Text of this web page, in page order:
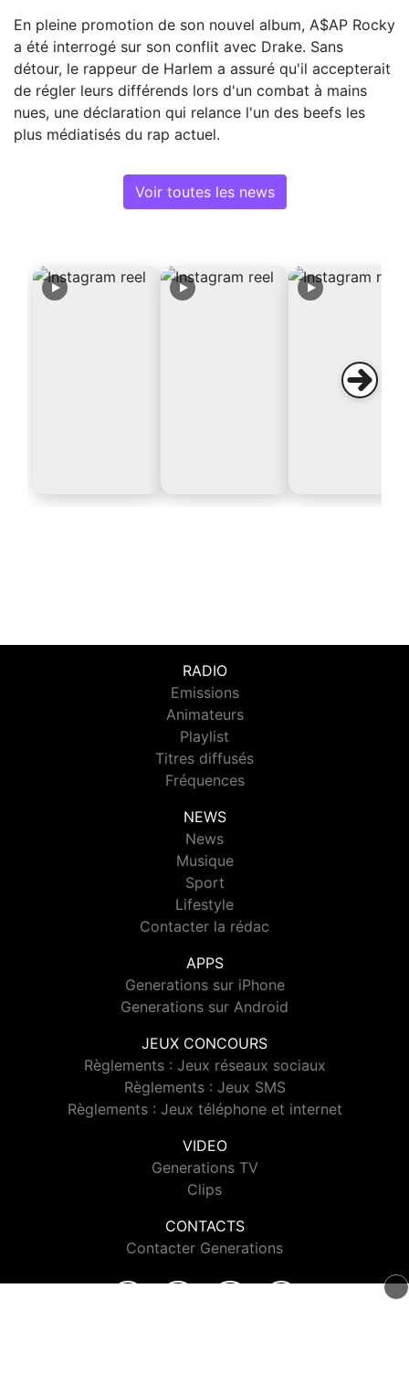
En pleine promotion de son nouvel album, A$AP Rocky
a été interrogé sur son conflit avec Drake. Sans
détour, le rappeur de Harlem a assuré qu'il accepterait
de régler leurs différends lors d'un combat à mains
nues, une déclaration qui relance l'un des beefs les
plus médiatisés du rap actuel.
Voir toutes les news
RADIO
Emissions
Animateurs
Playlist
Titres diffusés
Fréquences
NEWS
News
Musique
Sport
Lifestyle
Contacter la rédac
APPS
Generations sur iPhone
Generations sur Android
JEUX CONCOURS
Règlements : Jeux réseaux sociaux
Règlements : Jeux SMS
Règlements : Jeux téléphone et internet
VIDEO
Generations TV
Clips
CONTACTS
Contacter Generations